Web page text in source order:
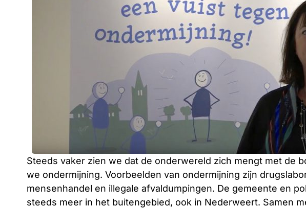
Steeds vaker zien we dat de onderwereld zich mengt met de
we ondermijning. Voorbeelden van ondermijning zijn
mensenhandel en illegale afvaldumpingen. De gemeente en
steeds meer in het buitengebied, ook in Nederweert. Samen